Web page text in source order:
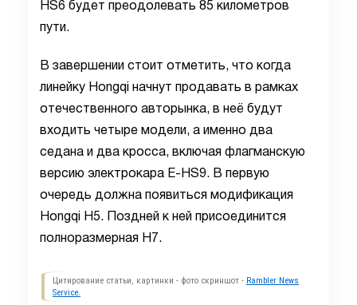
HS6 будет преодолевать 85 километров
пути.
В завершении стоит отметить, что когда
линейку Hongqi начнут продавать в рамках
отечественного авторынка, в неё будут
входить четыре модели, а именно два
седана и два кросса, включая флагманскую
версию электрокара E-HS9. В первую
очередь должна появиться модификация
Hongqi H5. Поздней к ней присоединится
полноразмерная H7.
Цитирование статьи, картинки - фото скриншот - Rambler News
Service.